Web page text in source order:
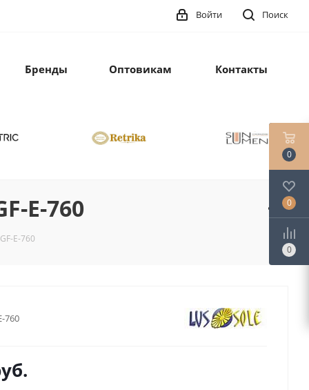
Поиск
Войти
Бренды Оптовикам Контакты
E-760
E-760
760
0
0
0